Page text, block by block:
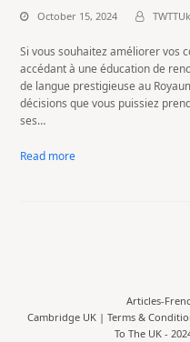
October 15, 2024 TWTTUk
Si vous souhaitez améliorer vos
accédant à une éducation de
de langue prestigieuse au
décisions que vous puissiez
ses…
Read more
Articles-
Cambridge UK | Terms &
To The UK -